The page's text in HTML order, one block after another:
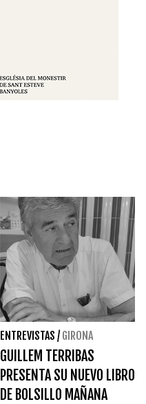
ENTREVISTAS / GIRONA
GUILLEM TERRIBAS
PRESENTA SU NUEVO LIBRO
DE BOLSILLO MAÑANA